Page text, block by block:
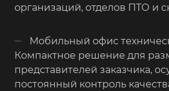
организаций, отделов ПТО и
Мобильный офис
Компактное решение для
представителей заказчика,
постоянный контроль